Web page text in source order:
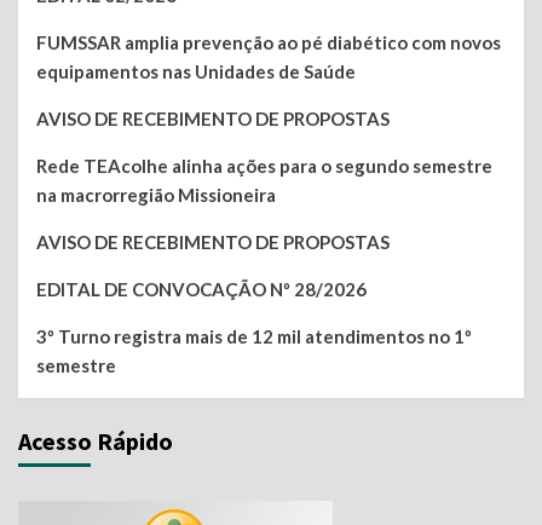
FUMSSAR amplia prevenção ao pé diabético com novos
equipamentos nas Unidades de Saúde
AVISO DE RECEBIMENTO DE PROPOSTAS
Rede TEAcolhe alinha ações para o segundo semestre
na macrorregião Missioneira
AVISO DE RECEBIMENTO DE PROPOSTAS
EDITAL DE CONVOCAÇÃO Nº 28/2026
3º Turno registra mais de 12 mil atendimentos no 1º
semestre
Acesso Rápido